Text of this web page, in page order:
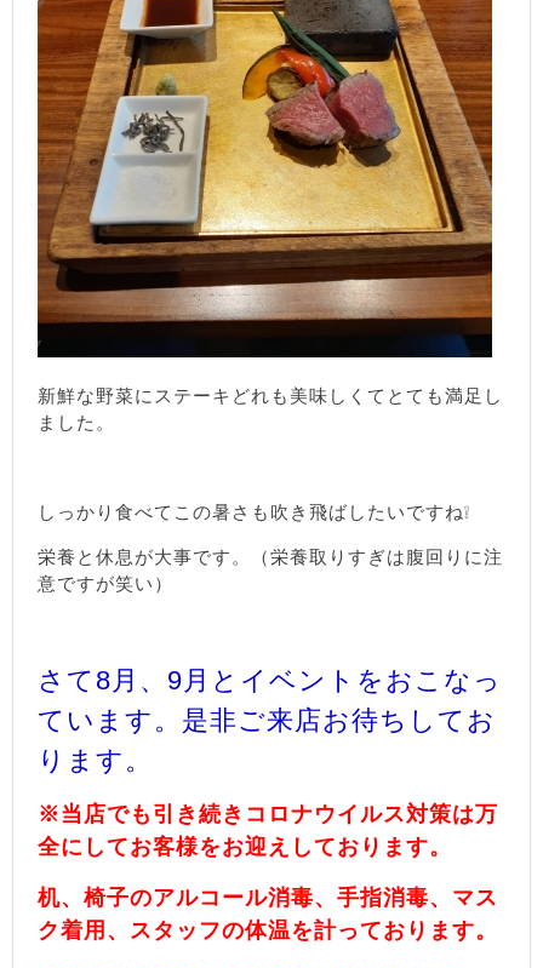
新鮮な野菜にステーキどれも美味しくてとても満足し
ました。
しっかり食べてこの暑さも吹き飛ばしたいですね❕
栄養と休息が大事です。（栄養取りすぎは腹回りに注
意ですが笑い）
さて8月、9月とイベントをおこなっ
ています。是非ご来店お待ちしてお
ります。
※当店でも引き続きコロナウイルス対策は万
全にしてお客様をお迎えしております。
机、椅子のアルコール消毒、手指消毒、マス
ク着用、スタッフの体温を計っております。